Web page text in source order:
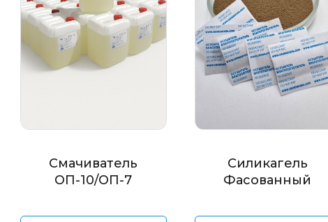
Смачиватель
ОП-10/ОП-7
Силикагель
Фасованный